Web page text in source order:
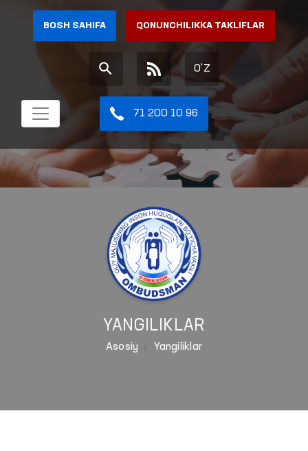
BOSH SAHIFA QONUNCHILIKKA TAKLIFLAR
O'Z
71 200 10 96
YANGILIKLAR
Asosiy Yangiliklar